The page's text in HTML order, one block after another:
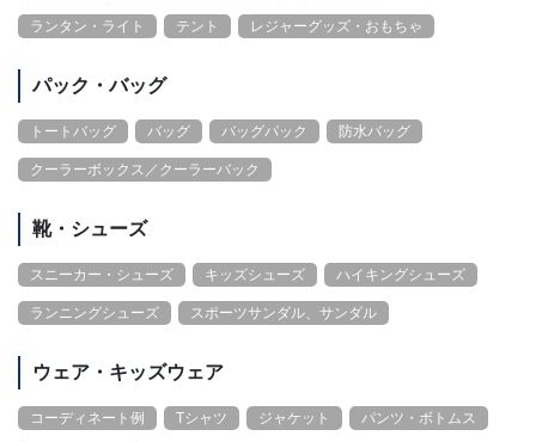
ランタン・ライト テント レジャーグッズ・おもちゃ
パック・バッグ
トートバッグ バッグ バッグパック 防水バッグ
クーラーボックス／クーラーバック
靴・シューズ
スニーカー・シューズ キッズシューズ ハイキングシューズ
ランニングシューズ スポーツサンダル、サンダル
ウェア・キッズウェア
コーディネート例 Tシャツ ジャケット パンツ・ボトムス